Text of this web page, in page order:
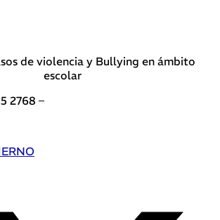
de violencia y Bullying en ámbito
escolar
2768 –